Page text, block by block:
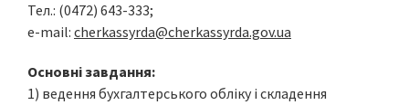
Тел.: (0472) 643-333;
e-mail: cherkassyrda@cherkassyrda.gov.ua
Основні завдання:
1) ведення бухгалтерського обліку і складення